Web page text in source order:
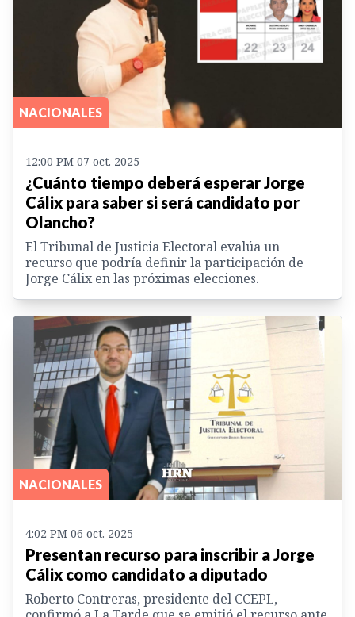
NACIONALES
12:00 PM 07 oct. 2025
¿Cuánto tiempo deberá esperar Jorge
Cálix para saber si será candidato por
Olancho?
El Tribunal de Justicia Electoral evalúa un
recurso que podría definir la participación de
Jorge Cálix en las próximas elecciones.
NACIONALES
4:02 PM 06 oct. 2025
Presentan recurso para inscribir a Jorge
Cálix como candidato a diputado
Roberto Contreras, presidente del CCEPL,